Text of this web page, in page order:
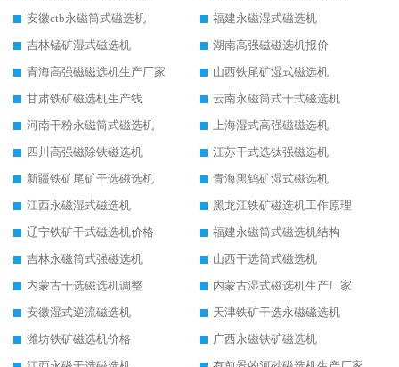
安徽ctb永磁筒式磁选机
福建永磁湿式磁选机
吉林锰矿湿式磁选机
湖南高强磁磁选机报价
青海高强磁磁选机生产厂家
山西铁尾矿湿式磁选机
甘肃铁矿磁选机生产线
云南永磁筒式干式磁选机
河南干粉永磁筒式磁选机
上海湿式高强磁磁选机
四川高强磁除铁磁选机
江苏干式选钛强磁选机
新疆铁矿尾矿干选磁选机
青海黑钨矿湿式磁选机
江西永磁湿式磁选机
黑龙江铁矿磁选机工作原理
辽宁铁矿干式磁选机价格
福建永磁筒式磁选机结构
吉林永磁筒式强磁选机
山西干选筒式磁选机
内蒙古干选磁选机调整
内蒙古湿式磁选机生产厂家
安徽湿式逆流磁选机
天津铁矿干选永磁磁选机
潍坊铁矿磁选机价格
广西永磁铁矿磁选机